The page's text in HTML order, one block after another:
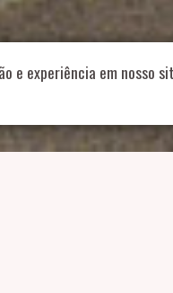
e experiência em nosso